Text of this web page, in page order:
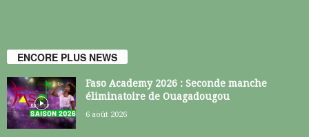
ENCORE PLUS NEWS
Faso Academy 2026 : Seconde manche
éliminatoire de Ouagadougou
6 août 2026